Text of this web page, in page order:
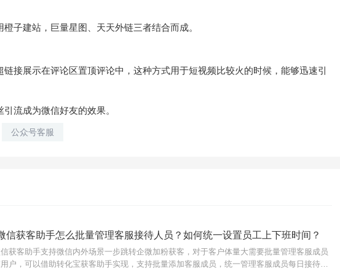
子建站，巨量星图、天天外链三者结合而成。
接展示在评论区置顶评论中，这种方式用于短视频比较火的时候，能够迅速引
流成为微信好友的效果。
公众号客服
信获客助手怎么批量管理客服接待人员？如何统一设置员工上下班时间？
获客助手支持微信内外场景一步跳转企微加粉获客，对于客户体量大需要批量管理客服成员
户，可以借助转化宝获客助手实现，支持批量添加客服成员，统一管理客服成员每日接待数